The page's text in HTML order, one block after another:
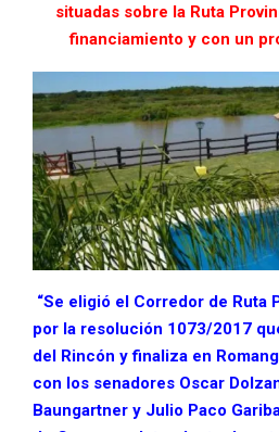
situadas sobre la Ruta
financiamiento y con un
“Se eligió el Corredor de Ruta
por la resolución 1073/2017
del Rincón y finaliza en
con los senadores Oscar
Baungartner y Julio Paco